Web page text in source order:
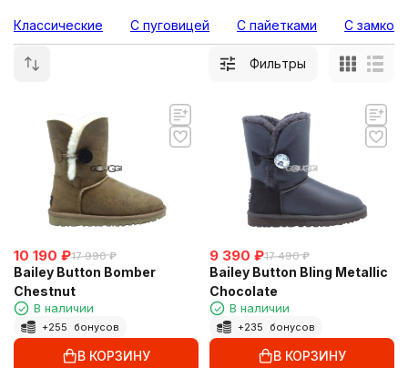
Классические С пуговицей С пайетками С замком
Фильтры
10 190 ₽17 990 ₽
Bailey Button Bomber
Chestnut
В наличии
+255 бонусов
В КОРЗИНУ
9 390 ₽17 490 ₽
Bailey Button Bling Metallic
Chocolate
В наличии
+235 бонусов
В КОРЗИНУ